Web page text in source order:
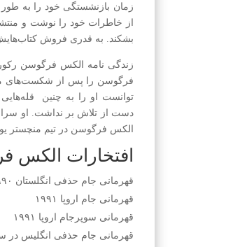
زمان بازنشستگی خود را به
از خاطرات خود را نوشت و
بشکند. به قدری فروش
زندگی نامه الکس فرگوسن
فرگوسن را پس از شکست‌های
توانست او را به چنین
دست از تلاش بر نداشت. او
الکس فرگوسن در تیم منچستر
افتخارات الکس
قهرمانی جام حذفی انگلستان ۱۹۹۰
قهرمانی جام اروپا ۱۹۹۱
قهرمانی سوپرجام اروپا ۱۹۹۱
قهرمانی جام حذفی انگلیس در سال